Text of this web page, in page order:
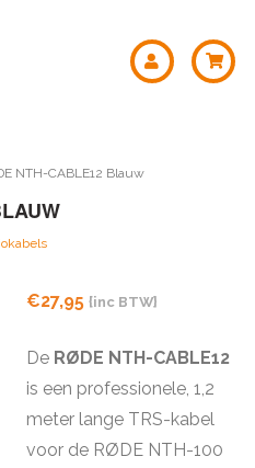
NTH-CABLE12 Blauw
€27,95 {inc BTW}
De RØDE NTH-CABLE12
is een professionele, 1,2
meter lange TRS-kabel
voor de RØDE NTH-100